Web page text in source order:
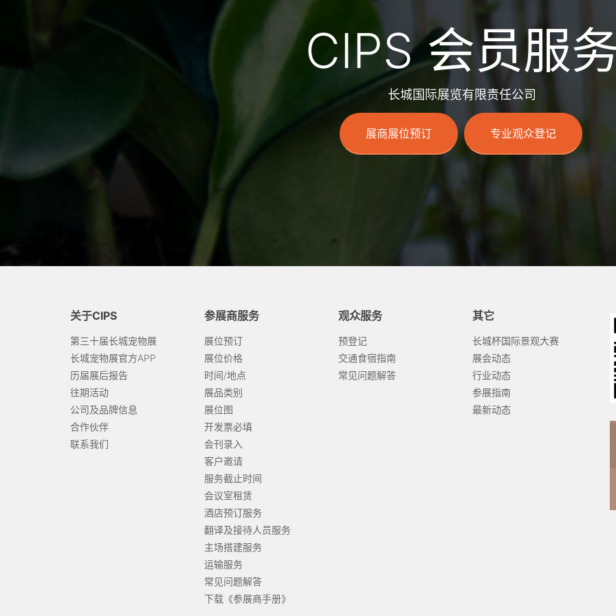
CIPS 会员服
长城国际展览有限责任公司
展商展位预订 专业观众登记
关于CIPS
第三十届长城宠物展
长城宠物展官方APP
历届展后报告
往期活动
公司及品牌信息
合作伙伴
联系我们
参展商服务
展位预订
展位价格
时间/地点
展品类别
展位图
开发票必填
会刊录入
客户邀请
服务截止时间
会议室租赁
酒店预订服务
翻译及接待人员服务
主场搭建服务
运输服务
常见问题解答
下载《参展商手册》
观众服务
预登记
交通食宿指南
常见问题解答
其它
长城杯国际景观大赛
展会动态
行业动态
参展指南
最新动态